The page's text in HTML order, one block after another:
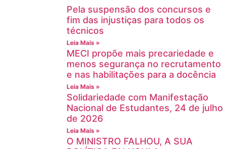
Pela suspensão dos concursos e
fim das injustiças para todos os
técnicos
Leia Mais »
MECI propõe mais precariedade e
menos segurança no recrutamento
e nas habilitações para a docência
Leia Mais »
Solidariedade com Manifestação
Nacional de Estudantes, 24 de julho
de 2026
Leia Mais »
O MINISTRO FALHOU, A SUA